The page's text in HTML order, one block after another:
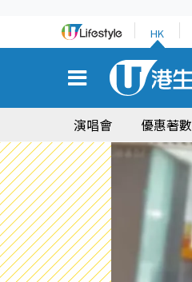
HK
演唱會 優惠著數